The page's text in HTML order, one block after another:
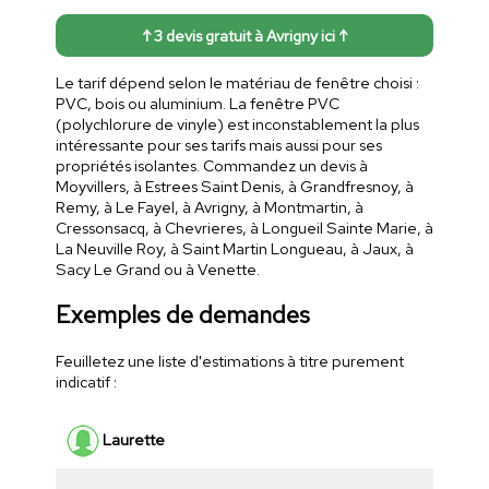
↑ 3 devis gratuit à Avrigny ici ↑
Le tarif dépend selon le matériau de fenêtre choisi :
PVC, bois ou aluminium. La fenêtre PVC
(polychlorure de vinyle) est inconstablement la plus
intéressante pour ses tarifs mais aussi pour ses
propriétés isolantes. Commandez un devis à
Moyvillers, à Estrees Saint Denis, à Grandfresnoy, à
Remy, à Le Fayel, à Avrigny, à Montmartin, à
Cressonsacq, à Chevrieres, à Longueil Sainte Marie, à
La Neuville Roy, à Saint Martin Longueau, à Jaux, à
Sacy Le Grand ou à Venette.
Exemples de demandes
Feuilletez une liste d'estimations à titre purement
indicatif :
Laurette